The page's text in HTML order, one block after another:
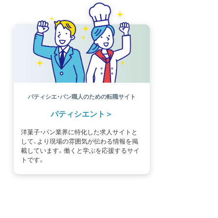
パティシエ・パン職人のための転職サイト
パティシエント
洋菓子・パン業界に特化した求人サイトと
して、より現場の雰囲気が伝わる情報を掲
載しています。働くと学ぶを応援するサイ
トです。